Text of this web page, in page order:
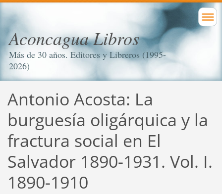
Aconcagua Libros
Más de 30 años. Editores y Libreros (1995-
2026)
Antonio Acosta: La
burguesía oligárquica y la
fractura social en El
Salvador 1890-1931. Vol. I.
1890-1910